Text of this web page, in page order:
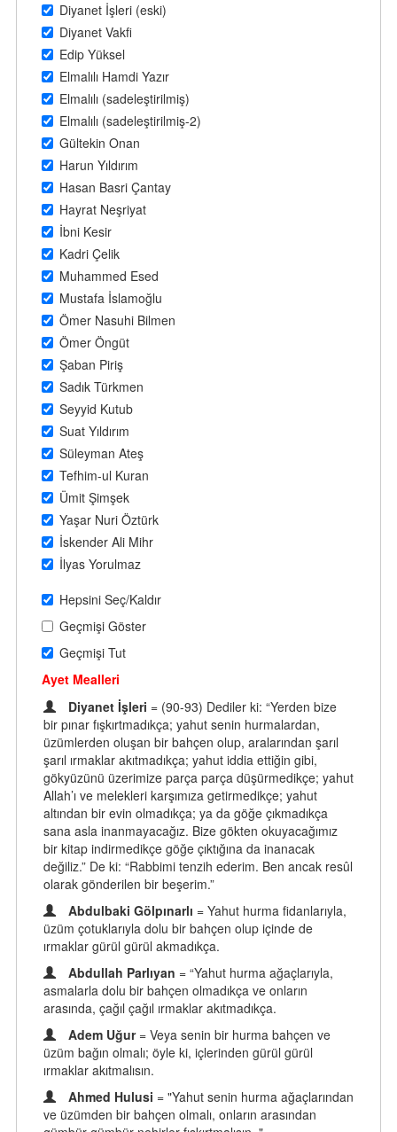
Diyanet İşleri (eski)
Diyanet Vakfi
Edip Yüksel
Elmalılı Hamdi Yazır
Elmalılı (sadeleştirilmiş)
Elmalılı (sadeleştirilmiş-2)
Gültekin Onan
Harun Yıldırım
Hasan Basri Çantay
Hayrat Neşriyat
İbni Kesir
Kadri Çelik
Muhammed Esed
Mustafa İslamoğlu
Ömer Nasuhi Bilmen
Ömer Öngüt
Şaban Piriş
Sadık Türkmen
Seyyid Kutub
Suat Yıldırım
Süleyman Ateş
Tefhim-ul Kuran
Ümit Şimşek
Yaşar Nuri Öztürk
İskender Ali Mihr
İlyas Yorulmaz
Hepsini Seç/Kaldır
Geçmişi Göster
Geçmişi Tut
Ayet Mealleri
Diyanet İşleri = (90-93) Dediler ki: “Yerden bize
bir pınar fışkırtmadıkça; yahut senin hurmalardan,
üzümlerden oluşan bir bahçen olup, aralarından şarıl
şarıl ırmaklar akıtmadıkça; yahut iddia ettiğin gibi,
gökyüzünü üzerimize parça parça düşürmedikçe; yahut
Allah’ı ve melekleri karşımıza getirmedikçe; yahut
altından bir evin olmadıkça; ya da göğe çıkmadıkça
sana asla inanmayacağız. Bize gökten okuyacağımız
bir kitap indirmedikçe göğe çıktığına da inanacak
değiliz.” De ki: “Rabbimi tenzih ederim. Ben ancak resûl
olarak gönderilen bir beşerim.”
Abdulbaki Gölpınarlı = Yahut hurma fidanlarıyla,
üzüm çotuklarıyla dolu bir bahçen olup içinde de
ırmaklar gürül gürül akmadıkça.
Abdullah Parlıyan = “Yahut hurma ağaçlarıyla,
asmalarla dolu bir bahçen olmadıkça ve onların
arasında, çağıl çağıl ırmaklar akıtmadıkça.
Adem Uğur = Veya senin bir hurma bahçen ve
üzüm bağın olmalı; öyle ki, içlerinden gürül gürül
ırmaklar akıtmalısın.
Ahmed Hulusi = "Yahut senin hurma ağaçlarından
ve üzümden bir bahçen olmalı, onların arasından